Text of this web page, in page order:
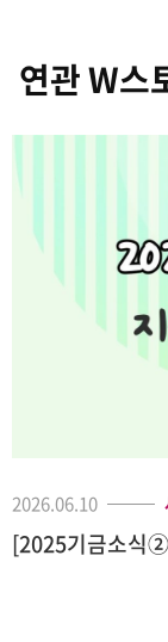
연관 W스
2026.06.10
[2025기금소식